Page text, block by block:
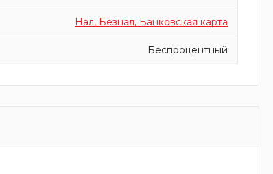
Нал, Безнал, Банковская карта
Беспроцентный